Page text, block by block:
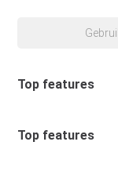
Top features
Top features